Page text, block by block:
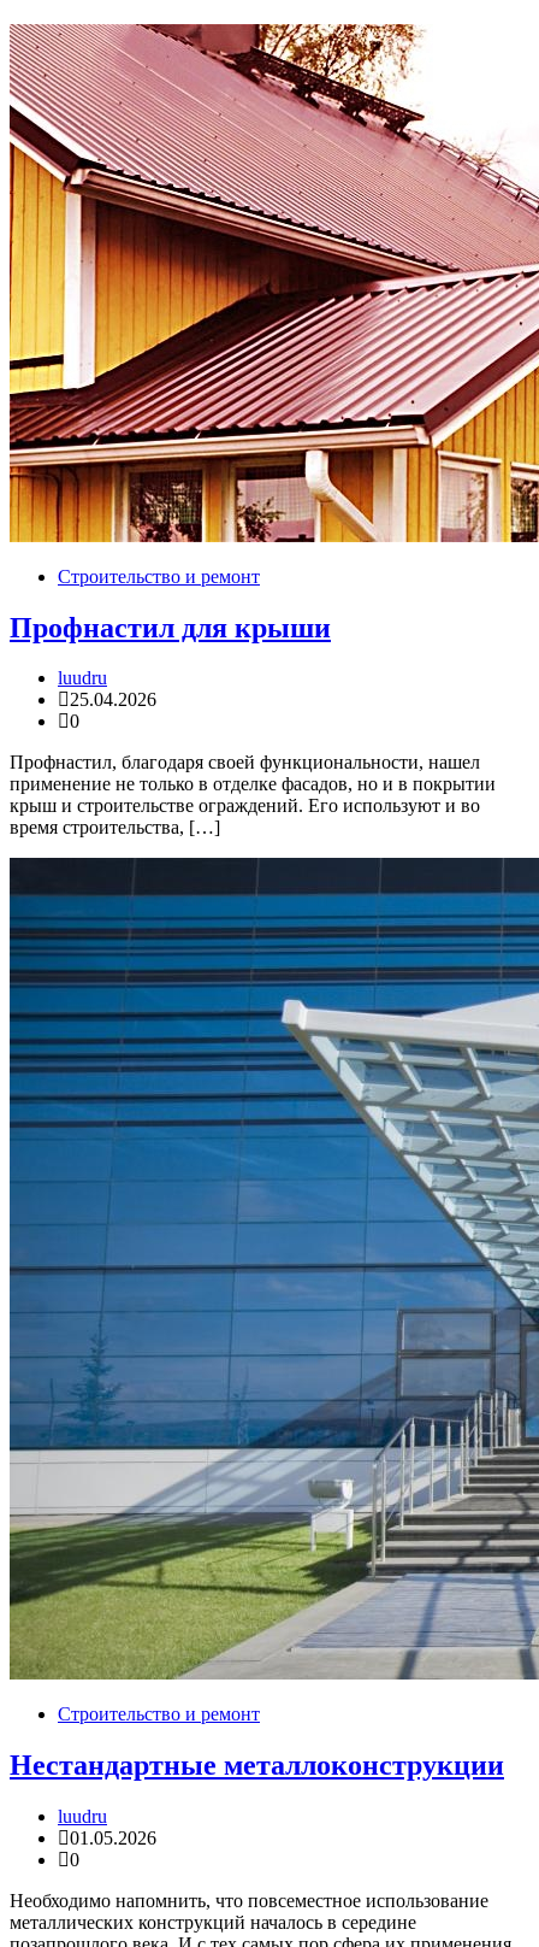
Строительство и ремонт
Профнастил для крыши
luudru
25.04.2026
0
Профнастил, благодаря своей функциональности, нашел
применение не только в отделке фасадов, но и в покрытии
крыш и строительстве ограждений. Его используют и во
время строительства, […]
Строительство и ремонт
Нестандартные металлоконструкции
luudru
01.05.2026
0
Необходимо напомнить, что повсеместное использование
металлических конструкций началось в середине